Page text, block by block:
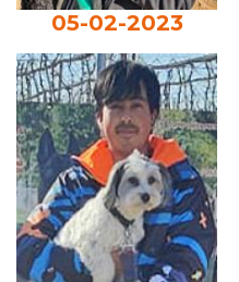
05-02-2023